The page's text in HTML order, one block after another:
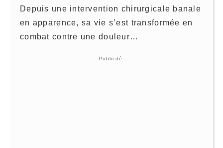
Depuis une intervention chirurgicale banale
en apparence, sa vie s’est transformée en
combat contre une douleur…
Publicité: